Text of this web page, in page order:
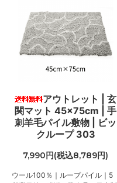
アウトレット | 玄
関マット 45×75cm | 手
刺羊毛パイル敷物 | ビッ
クループ 303
7,990円(税込8,789円)
ウール100％｜ループパイル｜5